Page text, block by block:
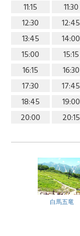
11:15
11:30
12:30
12:45
13:45
14:00
15:00
15:15
16:15
16:30
17:30
17:45
18:45
19:00
20:00
20:15
白馬五竜